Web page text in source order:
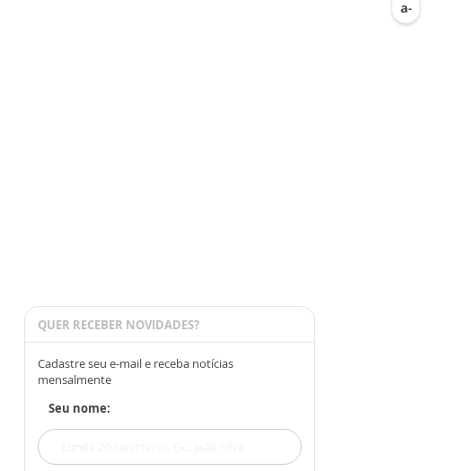
QUER RECEBER NOVIDADES?
Cadastre seu e-mail e receba notícias
mensalmente
Seu nome: